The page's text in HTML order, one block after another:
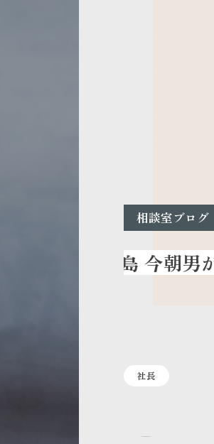
相談室ブログ
社長